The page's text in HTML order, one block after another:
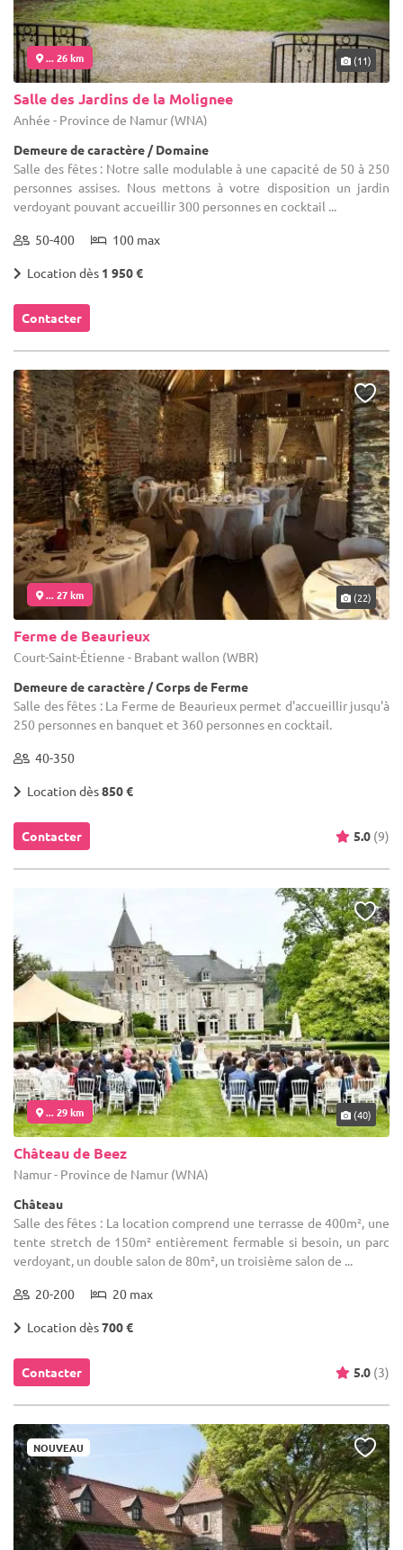
... 26 km (11)
Salle des Jardins de la Molignee
Anhée - Province de Namur (WNA)
Demeure de caractère / Domaine
Salle des fêtes : Notre salle modulable à une capacité de 50 à 250
personnes assises. Nous mettons à votre disposition un jardin
verdoyant pouvant accueillir 300 personnes en cocktail ...
50-400 100 max
Location dès 1 950 €
Contacter
... 27 km (22)
Ferme de Beaurieux
Court-Saint-Étienne - Brabant wallon (WBR)
Demeure de caractère / Corps de Ferme
Salle des fêtes : La Ferme de Beaurieux permet d'accueillir jusqu'à
250 personnes en banquet et 360 personnes en cocktail.
40-350
Location dès850 €
Contacter 5.0 (9)
... 29 km (40)
Château de Beez
Namur - Province de Namur (WNA)
Château
Salle des fêtes : La location comprend une terrasse de 400m², une
tente stretch de 150m² entièrement fermable si besoin, un parc
verdoyant, un double salon de 80m², un troisième salon de ...
20-200 20 max
Location dès700 €
Contacter 5.0 (3)
NOUVEAU